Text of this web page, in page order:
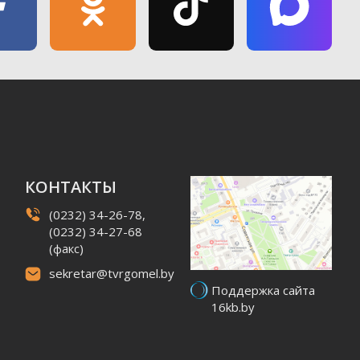
КОНТАКТЫ
(0232) 34-26-78,
(0232) 34-27-68
(факс)
sekretar@tvrgomel.by
Поддержка сайта
16kb.by